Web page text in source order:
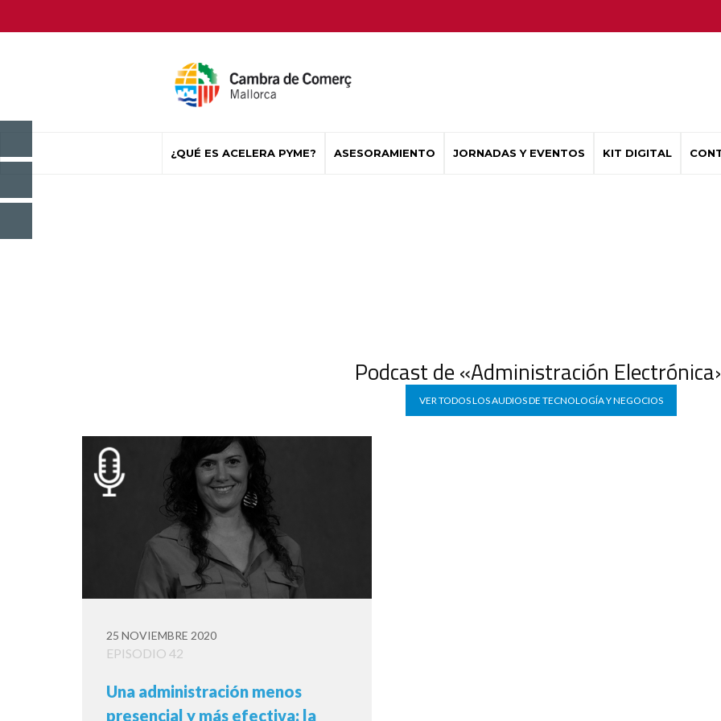
¿QUÉ ES ACELERA PYME? ASESORAMIENTO JORNADAS Y EVENTOS KIT DIGITAL
Podcast de «Administración
VER TODOS LOS AUDIOS DE TECNOLOGÍA Y NEGOCIOS
25 NOVIEMBRE 2020
EPISODIO 42
Una administración menos
presencial y más efectiva: la